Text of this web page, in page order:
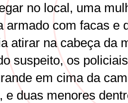
no local, uma
armado com facas e
atirar na cabeça da
suspeito, os
em cima da
e duas menores